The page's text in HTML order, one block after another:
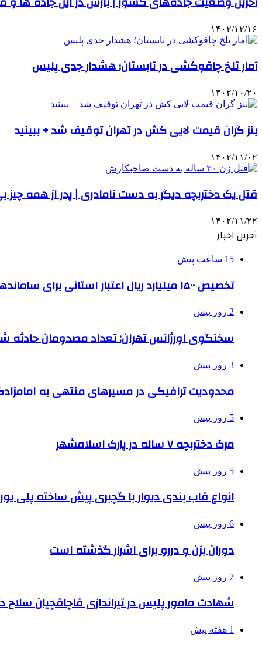
۱۴۰۲/۱۲/۱۶
آمار تلخ چاقوکشی در تابستان؛ هشدار جدی پلیس
۱۴۰۲/۱۰/۲۰
بنز گران قیمت لایی کش در تهران توقیف شد + ببینید
۱۴۰۲/۱۱/۰۲
قتل یک دختربچه دیگر به دست نامادری | پدر از همه چیز
۱۴۰۲/۱۱/۲۲
آخرین اخبار
15 ساعت پیش
تخصیص ۱۵۰۰ میلیارد ریال اعتبار استانی برای ساماندهی بافت قدیم دزفول
2 روز پیش
سخنگوی اورژانس تهران: تعداد مصدومان حادثه شهرک
3 روز پیش
محدودیت ترافیکی در مسیرهای منتهی به
5 روز پیش
مرگ دختربچه ۷ ساله در پارک اسلامشهر
5 روز پیش
انواع قاب بندی دیوار با گچبری پیش ساخته پلی
6 روز پیش
دوران بزن و دررو برای اشرار گذشته است
7 روز پیش
شهادت مامور پلیس در تیراندازی قاچاقچیان سلاح
1 هفته پیش